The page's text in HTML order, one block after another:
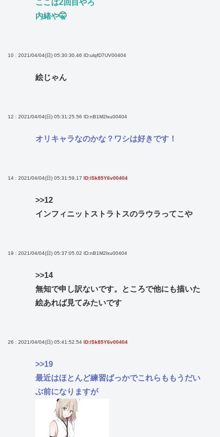
ここは2回目やろ
内緒や🤫
10 : 2021/04/04(日) 05:30:30.46 ID:ulqfD7UV00404
絵じゃん
12 : 2021/04/04(日) 05:31:25.56 ID:nB1M2lxu00404
オリキャラなのかな？ワシは好きです！
14 : 2021/04/04(日) 05:31:59.17 ID:/Sk85Y6v00404
>>12
インフィニットストラトスのラウラってこや
19 : 2021/04/04(日) 05:37:05.02 ID:nB1M2lxu00404
>>14
無知で申し訳ないです。ところで他にも描いた
絵あれば見てみたいです
26 : 2021/04/04(日) 05:41:52.54 ID:/Sk85Y6v00404
>>19
最近はほとんど練習ばっかでこれらももうだい
ぶ前になりますが